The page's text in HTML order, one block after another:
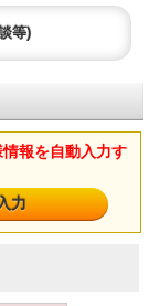
等)
報を自動入力す